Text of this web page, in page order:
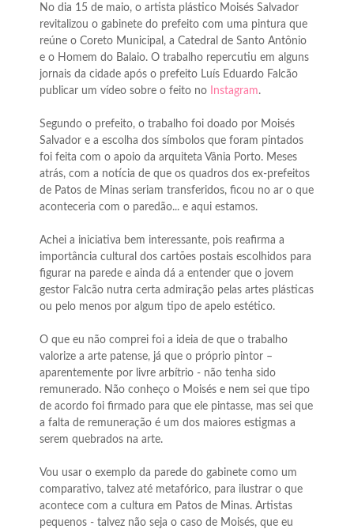
No dia 15 de maio, o artista plástico Moisés Salvador
revitalizou o gabinete do prefeito com uma pintura que
reúne o Coreto Municipal, a Catedral de Santo Antônio
e o Homem do Balaio. O trabalho repercutiu em alguns
jornais da cidade após o prefeito Luís Eduardo Falcão
publicar um vídeo sobre o feito no
Instagram.
Segundo o prefeito, o trabalho foi doado por Moisés
Salvador e a escolha dos símbolos que foram pintados
foi feita com o apoio da arquiteta Vânia Porto. Meses
atrás, com a notícia de que os quadros dos ex-prefeitos
de Patos de Minas seriam transferidos, ficou no ar o que
aconteceria com o paredão... e aqui estamos.
Achei a iniciativa bem interessante, pois reafirma a
importância cultural dos cartões postais escolhidos para
figurar na parede e ainda dá a entender que o jovem
gestor Falcão nutra certa admiração pelas artes plásticas
ou pelo menos por algum tipo de apelo estético.
O que eu não comprei foi a ideia de que o trabalho
valorize a arte patense, já que o próprio pintor –
aparentemente por livre arbítrio - não tenha sido
remunerado. Não conheço o Moisés e nem sei que tipo
de acordo foi firmado para que ele pintasse, mas sei que
a falta de remuneração é um dos maiores estigmas a
serem quebrados na arte.
Vou usar o exemplo da parede do gabinete como um
comparativo, talvez até metafórico, para ilustrar o que
acontece com a cultura em Patos de Minas. Artistas
pequenos - talvez não seja o caso de Moisés, que eu